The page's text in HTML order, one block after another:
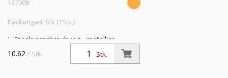
137008
Packungen: Stk (1Stk.)
L-Steckverschraubung »metallica«,
drehbar, G 3/8 a., für Schlauch-Außen-Ø
14 mm, Arbeitsdruck max. 16 bar,
Stk.
10.62 / Stk.